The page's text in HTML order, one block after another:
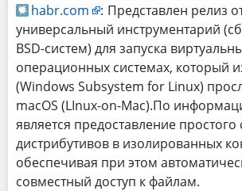
habr.com : Представлен релиз
универсальный инструментарий
BSD-систем) для запуска
операционных системах, который
(Windows Subsystem for Linux)
macOS (LInux-on-Mac).По
является предоставление
дистрибутивов в изолированных
обеспечивая при этом
совместный доступ к файлам.